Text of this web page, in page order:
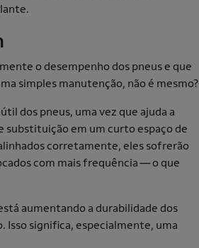
o desempenho dos pneus e que
simples manutenção, não é mesmo?
dos pneus, uma vez que ajuda a
substituição em um curto espaço de
corretamente, eles sofrerão
com mais frequência — o que
aumentando a durabilidade dos
Isso significa, especialmente, uma